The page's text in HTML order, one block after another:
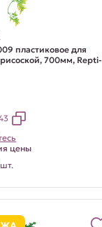
пластиковое для
700мм, Repti-
цены